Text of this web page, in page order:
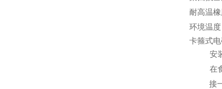
耐高温
环境温
卡箍式
安
2、在
接